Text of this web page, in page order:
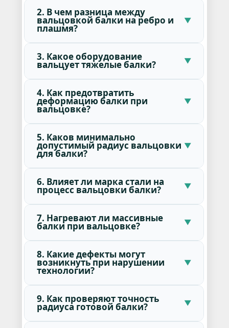
2. В чем разница между
вальцовкой балки на ребро и
плашмя?
3. Какое оборудование
вальцует тяжелые балки?
4. Как предотвратить
деформацию балки при
вальцовке?
5. Каков минимально
допустимый радиус вальцовки
для балки?
6. Влияет ли марка стали на
процесс вальцовки балки?
7. Нагревают ли массивные
балки при вальцовке?
8. Какие дефекты могут
возникнуть при нарушении
технологии?
9. Как проверяют точность
радиуса готовой балки?